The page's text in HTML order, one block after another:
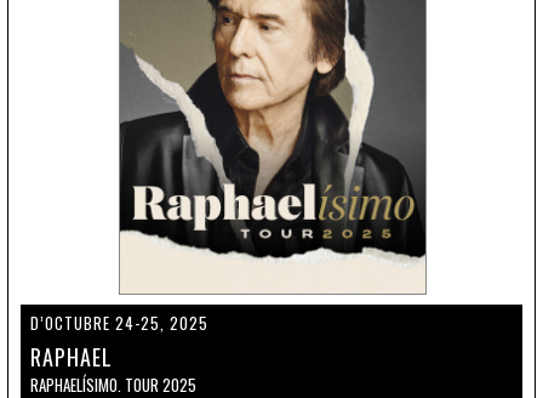
D’OCTUBRE 24-25, 2025
RAPHAEL
RAPHAELÍSIMO. TOUR 2025